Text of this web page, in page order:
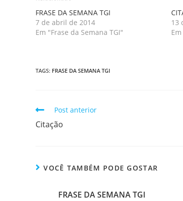
FRASE DA SEMANA TGI
7 de abril de 2014
Em "Frase da Semana TGI"
13
TAGS: FRASE DA SEMANA TGI
Post anterior
Citação
VOCÊ TAMBÉM PODE GOSTAR
FRASE DA SEMANA TGI